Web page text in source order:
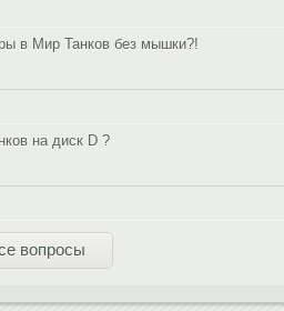
в Мир Танков без мышки?!
на диск D ?
вопросы